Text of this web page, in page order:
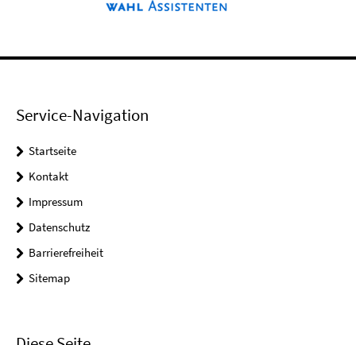
Service-Navigation
Startseite
Kontakt
Impressum
Datenschutz
Barrierefreiheit
Sitemap